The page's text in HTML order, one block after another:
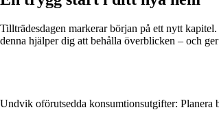
Tillträdesdagen markerar början på ett nytt
denna hjälper dig att behålla överblicken – och
Undvik oförutsedda konsumtionsutgifter: Planera